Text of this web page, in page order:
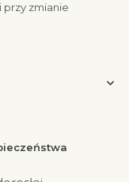
przy zmianie